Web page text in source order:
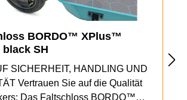
BORDO™ XPlus™
black SH
SICHERHEIT, HANDLING UND
Vertrauen Sie auf die Qualität
Das Faltschloss BORDO™